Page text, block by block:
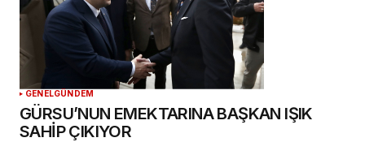
GENELGÜNDEM
GÜRSU’NUN EMEKTARINA BAŞKAN IŞIK
SAHİP ÇIKIYOR